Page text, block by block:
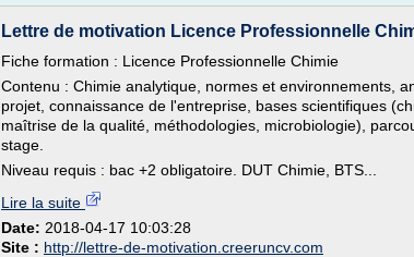
Lettre de motivation Licence Professionnelle
Fiche formation : Licence Professionnelle Chimie
Contenu : Chimie analytique, normes et environnements,
projet, connaissance de l'entreprise, bases scientifiques
maîtrise de la qualité, méthodologies, microbiologie),
stage.
Niveau requis : bac +2 obligatoire. DUT Chimie, BTS...
Lire la suite
Date: 2018-04-17 10:03:28
Site : http://lettre-de-motivation.creeruncv.com